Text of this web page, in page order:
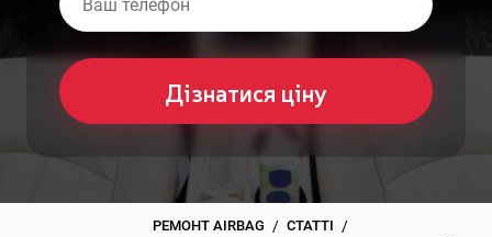
Дізнатися ціну
РЕМОНТ AIRBAG / СТАТТІ /